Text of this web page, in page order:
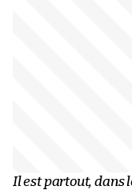
Il est partout, dans